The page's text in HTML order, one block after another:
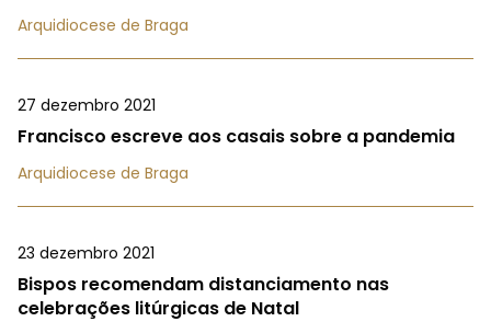
Arquidiocese de Braga
27 dezembro 2021
Francisco escreve aos casais sobre a pandemia
Arquidiocese de Braga
23 dezembro 2021
Bispos recomendam distanciamento nas
celebrações litúrgicas de Natal